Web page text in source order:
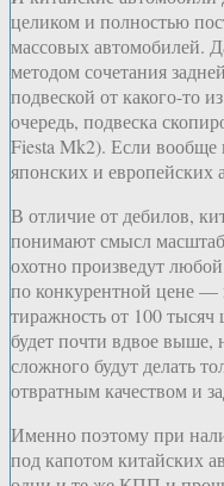
целиком и полностью
массовых автомобилей.
методом сочетания
подвеской от какого-то
очередь, подвеска
Fiesta Mk2). Если
японских и европейских
В отличие от дебилов,
понимают смысл
охотно произведут
по конкурентной цене —
тиражность от 100 тысяч
будет почти вдвое
сложного будут делать
отвратным качеством и
Именно поэтому при
под капотом китайских